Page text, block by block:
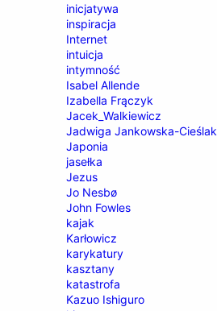
inicjatywa
inspiracja
Internet
intuicja
intymność
Isabel Allende
Izabella Frączyk
Jacek_Walkiewicz
Jadwiga Jankowska-Cieślak
Japonia
jasełka
Jezus
Jo Nesbø
John Fowles
kajak
Karłowicz
karykatury
kasztany
katastrofa
Kazuo Ishiguro